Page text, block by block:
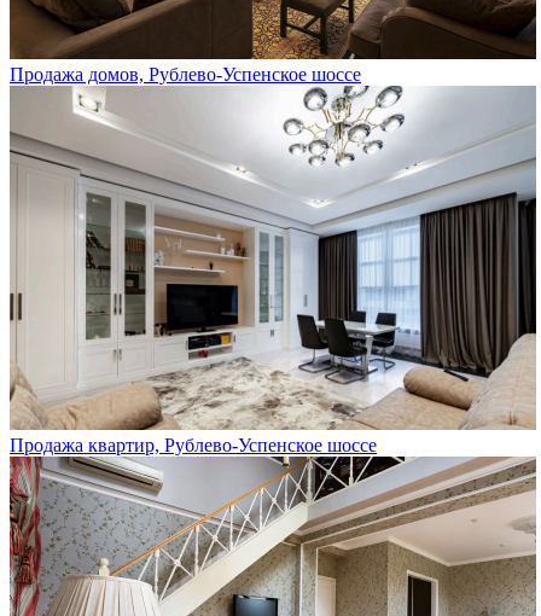
Продажа домов, Рублево-Успенское шоссе
Продажа квартир, Рублево-Успенское шоссе